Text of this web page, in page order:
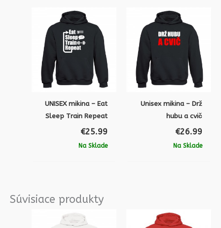
UNISEX mikina – Eat
Sleep Train Repeat
€25.99
Na Sklade
Unisex mikina – Drž
hubu a cvič
€26.99
Na Sklade
Súvisiace produkty